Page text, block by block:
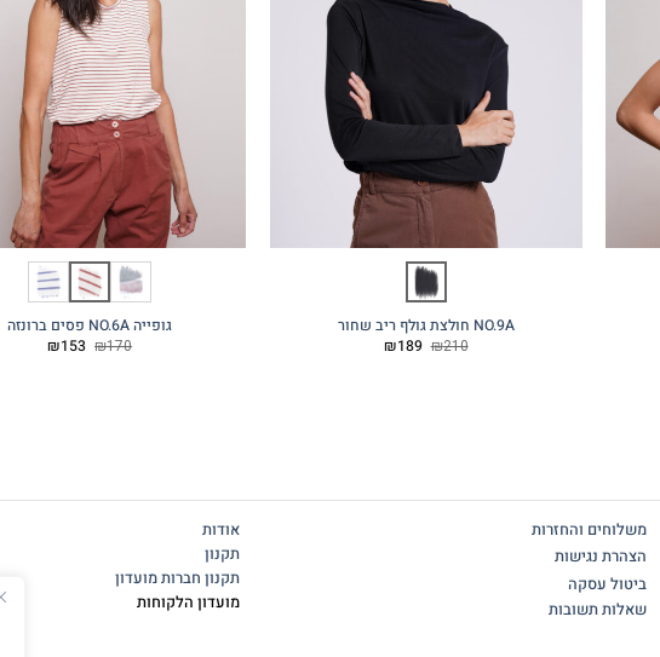
NO.9A חולצת גולף ריב שחור
₪210 המחיר
המקורי
₪189 המחיר
גופייה NO.6A פסים ברונזה
₪170 המחיר
₪153 המחיר
משלוחים והחזרות
הצהרת נגישות
ביטול עסקה
שאלות תשובות
אודות
תקנון
תקנון חברות מועדון
מועדון הלקוחות